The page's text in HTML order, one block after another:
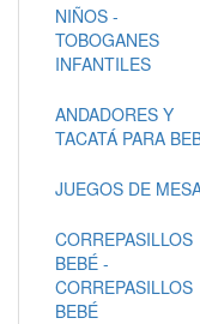
NIÑOS -
TOBOGANES
INFANTILES
ANDADORES Y
TACATÁ PARA
JUEGOS DE
CORREPASILLOS
BEBÉ -
CORREPASILLOS
BEBÉ